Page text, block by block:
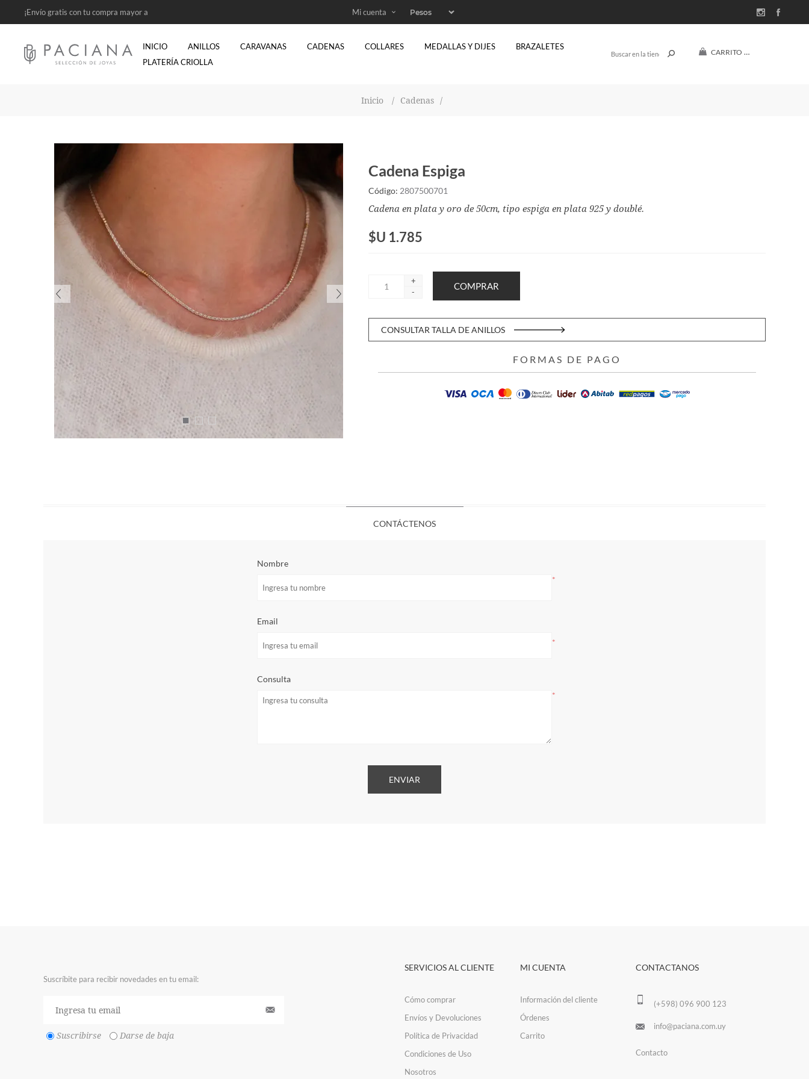
¡Envío gratis con tu compra mayor a Mi cuenta
CARRITO (0)
INICIO ANILLOS CARAVANAS CADENAS COLLARES MEDALLAS Y DIJES
BRAZALETES
PLATERÍA CRIOLLA
Inicio / Cadenas /
Cadena Espiga
Código: 2807500701
Cadena en plata y oro de 50cm, tipo espiga en plata 925 y doublé.
$U 1.785
+
-
CONSULTAR TALLA DE ANILLOS
FORMAS DE PAGO
CONTÁCTENOS
Nombre
*
Email
*
Consulta
*
Suscríbite para recibir novedades en tu email:
Suscribirse Darse de baja
SERVICIOS AL CLIENTE
Cómo comprar
Envíos y Devoluciones
Política de Privacidad
Condiciones de Uso
Nosotros
MI CUENTA
Información del cliente
Órdenes
Carrito
CONTACTANOS
(+598) 096 900 123
info@paciana.com.uy
Contacto